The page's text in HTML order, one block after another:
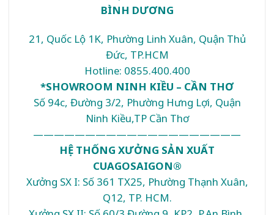
BÌNH DƯƠNG
21, Quốc Lộ 1K, Phường Linh Xuân, Quận Thủ
Đức, TP.HCM
Hotline: 0855.400.400
*SHOWROOM NINH KIỀU – CẦN THƠ
Số 94c, Đường 3/2, Phường Hưng Lợi, Quận
Ninh Kiều,TP Cần Thơ
————————————————————
HỆ THỐNG XƯỞNG SẢN XUẤT
CUAGOSAIGON®
Xưởng SX I: Số 361 TX25, Phường Thạnh Xuân,
Q12, TP. HCM.